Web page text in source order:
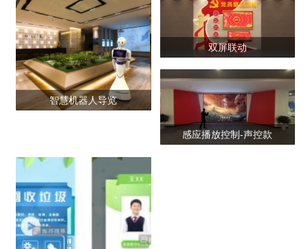
智慧机器人导览
双屏联动
感应播放控制-声控款